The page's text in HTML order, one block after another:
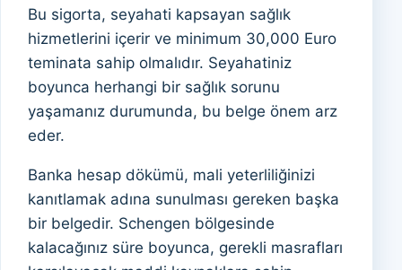
Bu sigorta, seyahati kapsayan sağlık
hizmetlerini içerir ve minimum 30,000 Euro
teminata sahip olmalıdır. Seyahatiniz
boyunca herhangi bir sağlık sorunu
yaşamanız durumunda, bu belge önem arz
eder.
Banka hesap dökümü, mali yeterliliğinizi
kanıtlamak adına sunulması gereken başka
bir belgedir. Schengen bölgesinde
kalacağınız süre boyunca, gerekli masrafları